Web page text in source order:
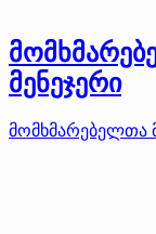
მენეჯერი
მომხმარებელთა